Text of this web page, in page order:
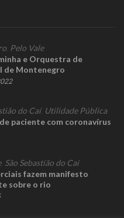
Pelo Vale
e Orquestra de
de Montenegro
do Caí, Utilidade Pública
paciente com coronavírus
, São Sebastião do Caí
fazem manifesto
sobre o rio